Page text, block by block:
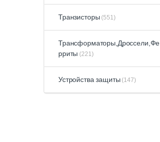
Транзисторы (551)
Трансформаторы,Дроссели,Фе
рриты (221)
Устройства защиты (147)